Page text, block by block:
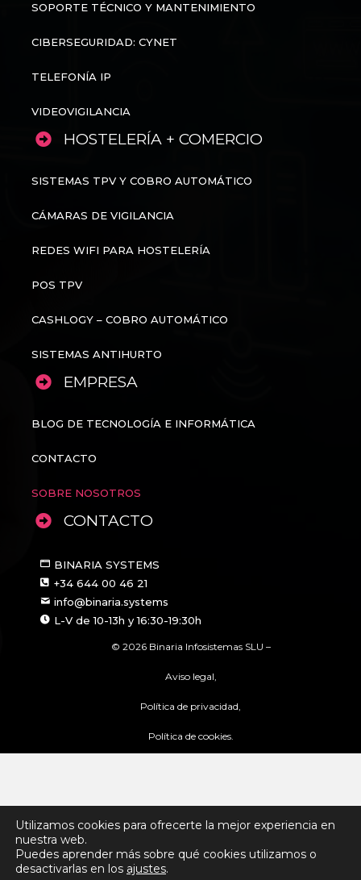
SOPORTE TÉCNICO Y MANTENIMIENTO
CIBERSEGURIDAD: CYNET
TELEFONÍA IP
VIDEOVIGILANCIA
HOSTELERÍA + COMERCIO
SISTEMAS TPV Y COBRO AUTOMÁTICO
CÁMARAS DE VIGILANCIA
REDES WIFI PARA HOSTELERÍA
POS TPV
CASHLOGY – COBRO AUTOMÁTICO
SISTEMAS ANTIHURTO
EMPRESA
BLOG DE TECNOLOGÍA E INFORMÁTICA
CONTACTO
SOBRE NOSOTROS
CONTACTO
BINARIA SYSTEMS
+34 644 00 46 21
info@binaria.systems
L-V de 10-13h y 16:30-19:30h
© 2026 Binaria Infosistemas SLU –
Aviso legal,
Política de privacidad,
Política de cookies.
Utilizamos cookies para ofrecerte la mejor experiencia en
nuestra web.
Puedes aprender más sobre qué cookies utilizamos o
desactivarlas en los ajustes.